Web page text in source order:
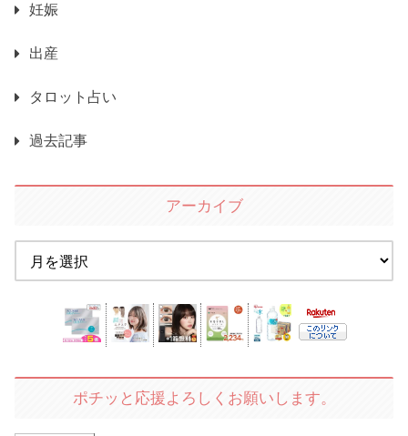
妊娠
出産
タロット占い
過去記事
アーカイブ
ポチッと応援よろしくお願いします。